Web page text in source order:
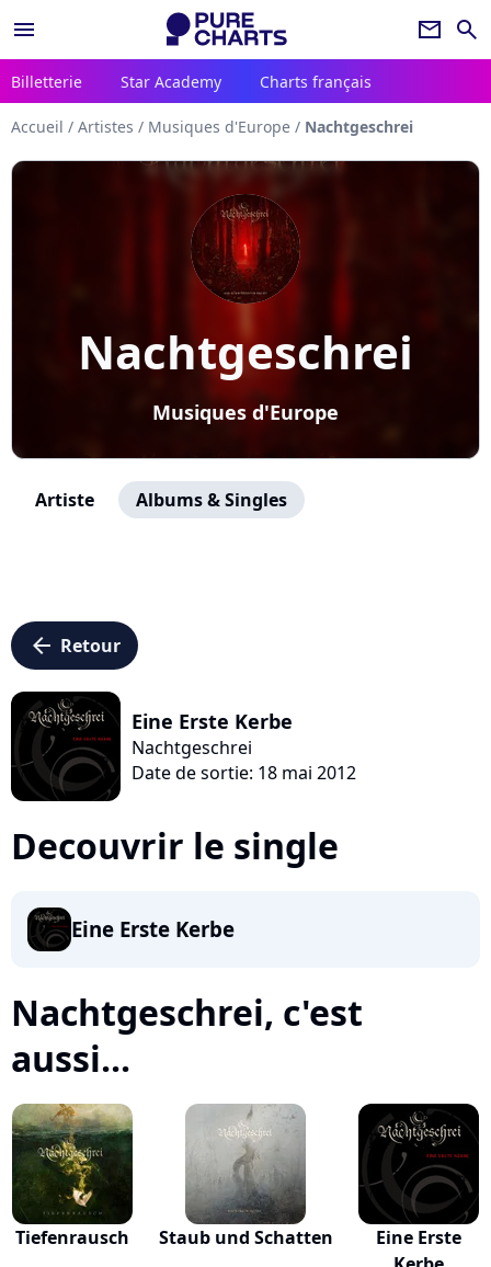
menu newsletter search
Billetterie Star Academy Charts français
Accueil / Artistes / Musiques d'Europe / Nachtgeschrei
Nachtgeschrei
Musiques d'Europe
Artiste Albums & Singles
arrow_left Retour
Eine Erste Kerbe
Nachtgeschrei
Date de sortie: 18 mai 2012
Decouvrir le single
Eine Erste Kerbe
Nachtgeschrei, c'est
aussi...
Tiefenrausch Staub und Schatten
Eine Erste